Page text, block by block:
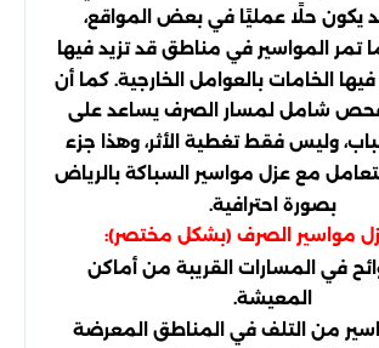
يكون حلًا عمليًا في بعض المواقع،
المواسير في مناطق قد تزيد فيها
فيها الخامات بالعوامل الخارجية. كما أن
شامل لمسار الصرف يساعد على
وليس فقط تغطية الأثر، وهذا جزء
مع عزل مواسير السباكة بالرياض
بصورة احترافية.
مواسير الصرف (بشكل مختصر):
في المسارات القريبة من أماكن
المعيشة.
من التلف في المناطق المعرضة